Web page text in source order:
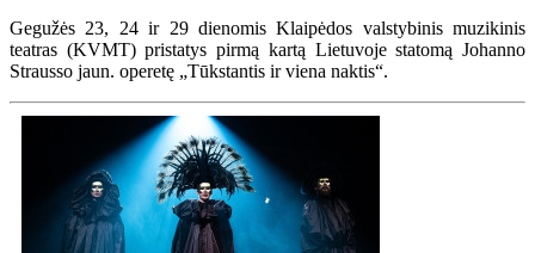
Gegužės 23, 24 ir 29 dienomis Klaipėdos valstybinis muzikinis
teatras (KVMT) pristatys pirmą kartą Lietuvoje statomą Johanno
Strausso jaun. operetę „Tūkstantis ir viena naktis“.